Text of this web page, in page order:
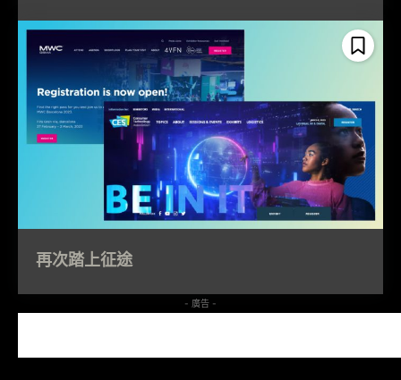
再次踏上征途
- 廣告 -